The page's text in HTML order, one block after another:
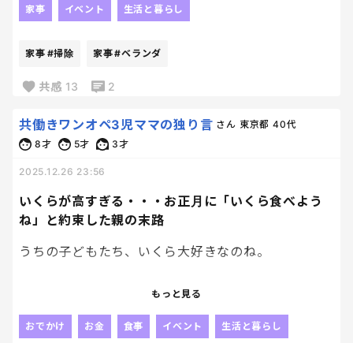
ガラス用洗剤で拭いてたら、こっちのがよく落ちる
レーとマイクロファイバーみたいな雑巾を渡され
びっくりするくらい綺麗になった🤭
2階の窓拭きも終わり、残すはベランダ掃除のみ。夏
に1回大規模な掃除はやったから軽く水で流してブラ
ゴミだけ私が撤去。ふう、窓が綺麗だからか日差し
もクリアに見えるわ！！旦那氏お疲れ様！
家事 イベント 生活と暮らし
家事 #掃除 家事#ベランダ
共感 13 2
いくらが高すぎる・・・お正月に「いくら食べよう
ね」と約束した親の末路
共働きワンオペ3児ママの独り言 さん 東京都 40代
8才
5才 3才
2025.12.26 23:56
うちの子どもたち、いくら大好きなのね。
今まで「食べたい！」って言われるたびにかわしてき
もっと見る
おでかけ お金 食事 イベント 生活と暮らし